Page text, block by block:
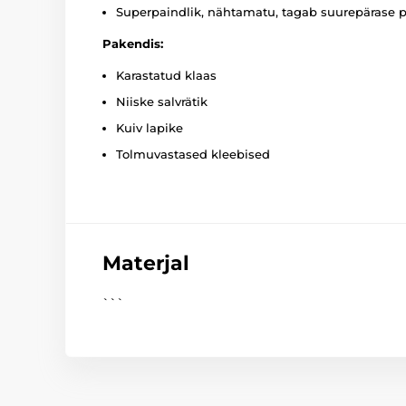
Superpaindlik, nähtamatu, tagab suurepärase
Pakendis:
Karastatud klaas
Niiske salvrätik
Kuiv lapike
Tolmuvastased kleebised
Materjal
```